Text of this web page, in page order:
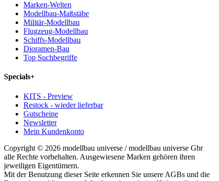
Marken-Welten
Modellbau-Maßstäbe
Militär-Modellbau
Flugzeug-Modellbau
Schiffs-Modellbau
Dioramen-Bau
Top Suchbegriffe
Specials+
KITS - Preview
Restock - wieder lieferbar
Gutscheine
Newsletter
Mein Kundenkonto
Copyright © 2026 modellbau universe / modellbau universe Gbr
alle Rechte vorbehalten. Ausgewiesene Marken gehören ihren
jeweiligen Eigentümern.
Mit der Benutzung dieser Seite erkennen Sie unsere AGBs und die